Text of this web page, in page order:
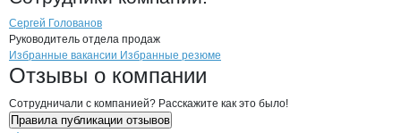
Сергей Голованов
Руководитель отдела продаж
Брендыкомпани ЭКОТЕХНОЛОГИИ
Вакансии вЭКОТЕХНОЛОГИИ
Избранные вакансии Избранные резюме
Новости oЭКОТЕХНОЛОГИИ, ООО
Отзывы о компании
Сотрудничали с компанией? Расскажите как это было!
Правила публикации отзывов